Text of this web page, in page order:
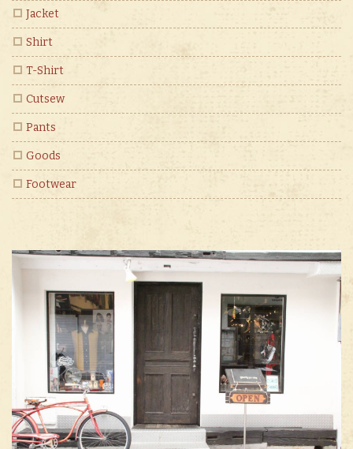
Jacket
Shirt
T-Shirt
Cutsew
Pants
Goods
Footwear